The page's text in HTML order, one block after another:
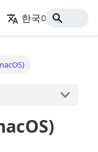
한국어